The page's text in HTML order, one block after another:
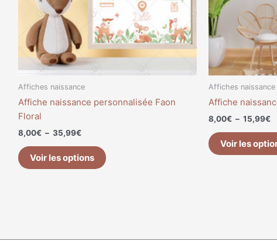
Affiches naissance
Affiche naissance personnalisée Faon
Floral
8,00€ – 35,99€
Voir les options
être
choisies
sur
la
produit
Affiches naissance
Affiche
8,00€ – 15,99€
Voir les